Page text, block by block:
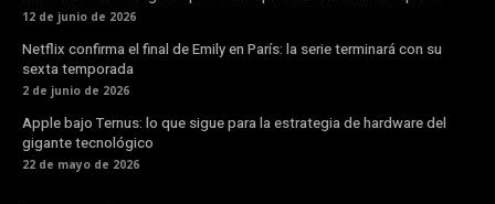
12 de junio de 2026
Netflix confirma el final de Emily en París: la serie terminará con su
sexta temporada
2 de junio de 2026
Apple bajo Ternus: lo que sigue para la estrategia de hardware del
gigante tecnológico
22 de mayo de 2026